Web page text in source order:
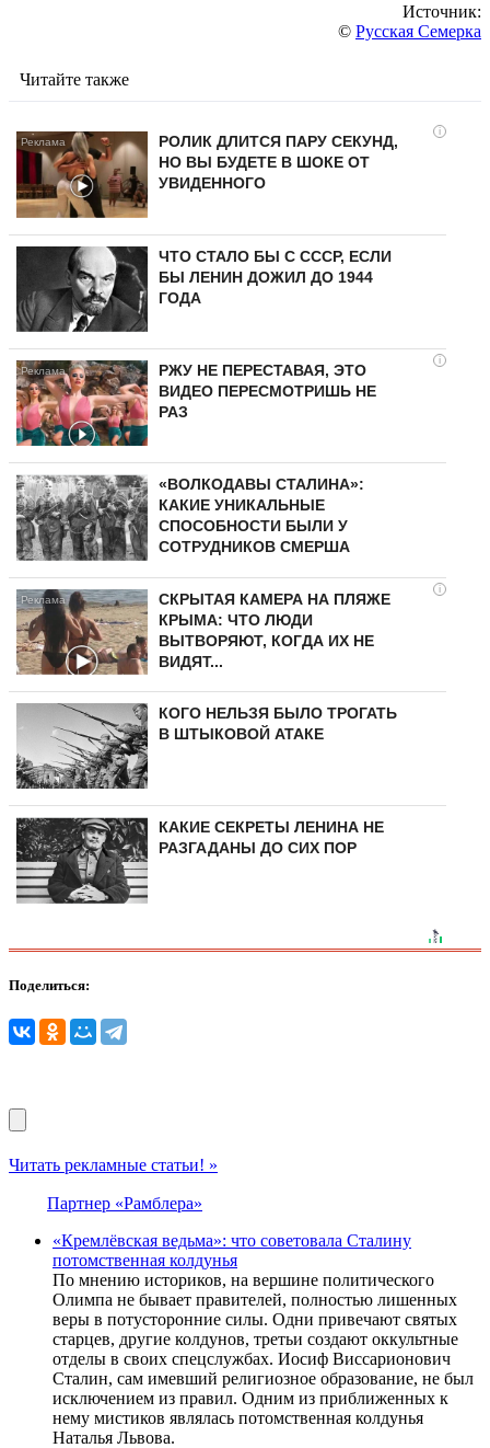
Источник:
© Русская Семерка
Читайте также
i
РОЛИК ДЛИТСЯ ПАРУ СЕКУНД,
НО ВЫ БУДЕТЕ В ШОКЕ ОТ
УВИДЕННОГО
ЧТО СТАЛО БЫ С СССР, ЕСЛИ
БЫ ЛЕНИН ДОЖИЛ ДО 1944
ГОДА
i
РЖУ НЕ ПЕРЕСТАВАЯ, ЭТО
ВИДЕО ПЕРЕСМОТРИШЬ НЕ
РАЗ
«ВОЛКОДАВЫ СТАЛИНА»:
КАКИЕ УНИКАЛЬНЫЕ
СПОСОБНОСТИ БЫЛИ У
СОТРУДНИКОВ СМЕРША
i
СКРЫТАЯ КАМЕРА НА ПЛЯЖЕ
КРЫМА: ЧТО ЛЮДИ
ВЫТВОРЯЮТ, КОГДА ИХ НЕ
ВИДЯТ...
КОГО НЕЛЬЗЯ БЫЛО ТРОГАТЬ
В ШТЫКОВОЙ АТАКЕ
КАКИЕ СЕКРЕТЫ ЛЕНИНА НЕ
РАЗГАДАНЫ ДО СИХ ПОР
Поделиться:
Читать рекламные статьи! »
Партнер «Рамблера»
«Кремлёвская ведьма»: что советовала Сталину
потомственная колдунья
По мнению историков, на вершине политического
Олимпа не бывает правителей, полностью лишенных
веры в потусторонние силы. Одни привечают святых
старцев, другие колдунов, третьи создают оккультные
отделы в своих спецслужбах. Иосиф Виссарионович
Сталин, сам имевший религиозное образование, не был
исключением из правил. Одним из приближенных к
нему мистиков являлась потомственная колдунья
Наталья Львова.